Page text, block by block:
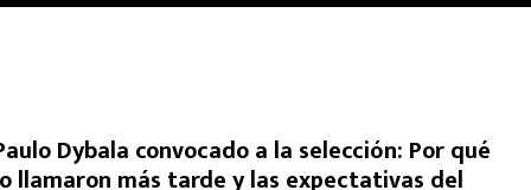
Dybala convocado a la selección: Por qué
llamaron más tarde y las expectativas del